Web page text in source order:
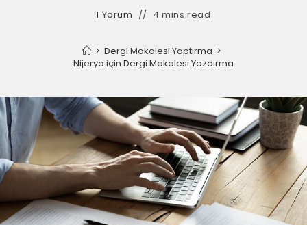
1 Yorum
4 mins read
> Dergi Makalesi Yaptırma >
Nijerya için Dergi Makalesi Yazdırma